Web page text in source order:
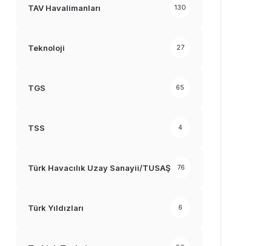
TAV Havalimanları 130
Teknoloji 27
TGS 65
TSS 4
Türk Havacılık Uzay Sanayii/TUSAŞ 76
Türk Yıldızları 6